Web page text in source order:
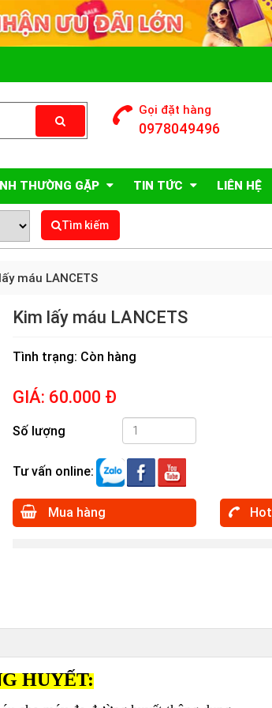
Gọi đặt hàng
0978049496
THƯỜNG GẶP TIN TỨC LIÊN HỆ
Tìm kiếm
máu LANCETS
Kim lấy máu LANCETS
Tình trạng: Còn hàng
GIÁ: 60.000 Đ
Số lượng
Tư vấn online:
Mua hàng
HUYẾT: